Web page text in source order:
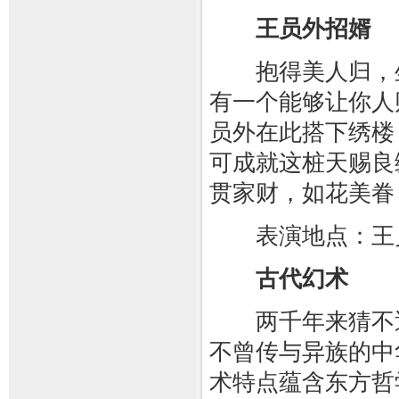
王员外招婿
抱得美人归，
有一个能够让你
员外在此搭下绣
可成就这桩天赐
贯家财，如花美
表演地点：王
古代幻术
两千年来猜不
不曾传与异族的
术特点蕴含东方